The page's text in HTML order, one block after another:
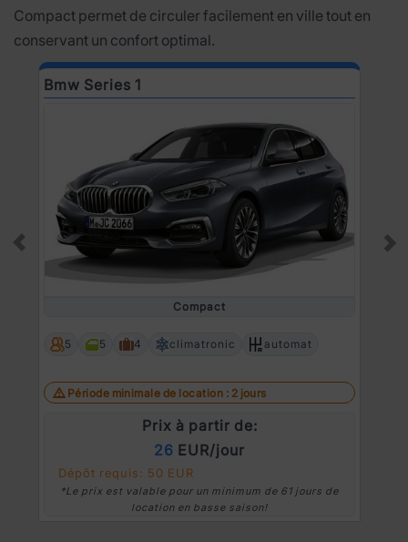
Compact permet de circuler facilement en ville tout en
conservant un confort optimal.
Bmw Series 1
Compact
5 5 4 climatronic automat
Période minimale de location : 2 jours
Prix à partir de:
26 EUR/jour
Dépôt requis: 50 EUR
*Le prix est valable pour un minimum de 61 jours de
location en basse saison!